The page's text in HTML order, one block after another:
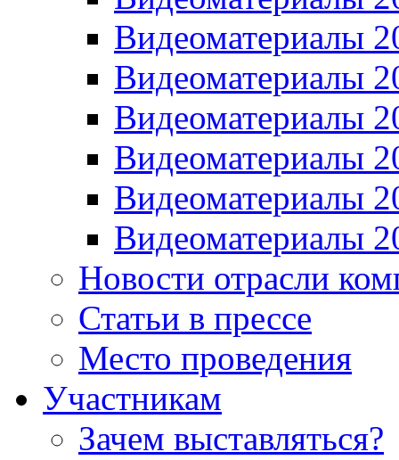
Видеоматериалы
Видеоматериалы
Видеоматериалы
Видеоматериалы
Видеоматериалы
Видеоматериалы
Новости отрасли
Статьи в прессе
Место проведения
Участникам
Зачем выставляться?